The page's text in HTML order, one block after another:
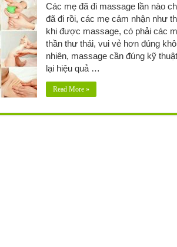
Các mẹ đã đi massage lần nào
đã đi rồi, các mẹ cảm nhận như
khi được massage, có phải các
thần thư thái, vui vẻ hơn đúng
nhiên, massage cần đúng kỹ
lại hiệu quả …
Read More »